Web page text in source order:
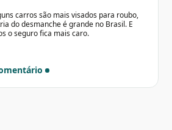
carros são mais visados para roubo,
do desmanche é grande no Brasil. E
o seguro fica mais caro.